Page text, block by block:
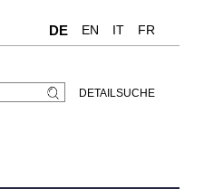
DE EN IT FR
DETAILSUCHE